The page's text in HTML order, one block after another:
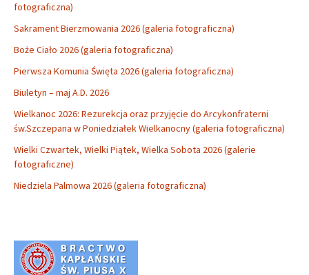
fotograficzna)
Sakrament Bierzmowania 2026 (galeria fotograficzna)
Boże Ciało 2026 (galeria fotograficzna)
Pierwsza Komunia Święta 2026 (galeria fotograficzna)
Biuletyn – maj A.D. 2026
Wielkanoc 2026: Rezurekcja oraz przyjęcie do Arcykonfraterni
św.Szczepana w Poniedziałek Wielkanocny (galeria fotograficzna)
Wielki Czwartek, Wielki Piątek, Wielka Sobota 2026 (galerie
fotograficzne)
Niedziela Palmowa 2026 (galeria fotograficzna)